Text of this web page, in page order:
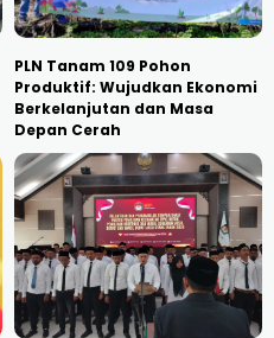
PLN Tanam 109 Pohon
Produktif: Wujudkan Ekonomi
Berkelanjutan dan Masa
Depan Cerah